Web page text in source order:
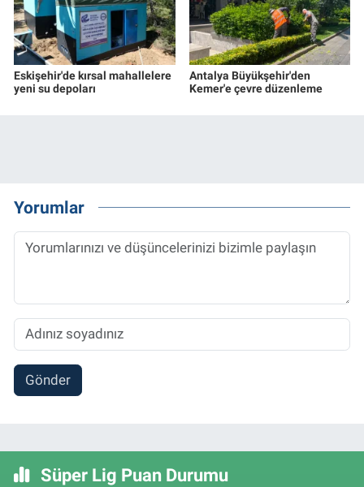
Eskişehir'de kırsal mahallelere
yeni su depoları
Antalya Büyükşehir'den
Kemer'e çevre düzenleme
Yorumlar
Gönder
Süper Lig Puan Durumu